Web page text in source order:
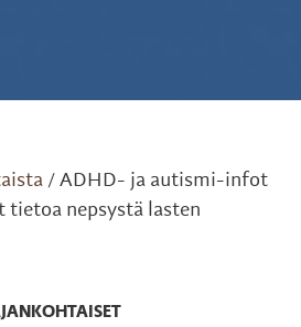
/ ADHD- ja autismi-infot
nepsystä lasten